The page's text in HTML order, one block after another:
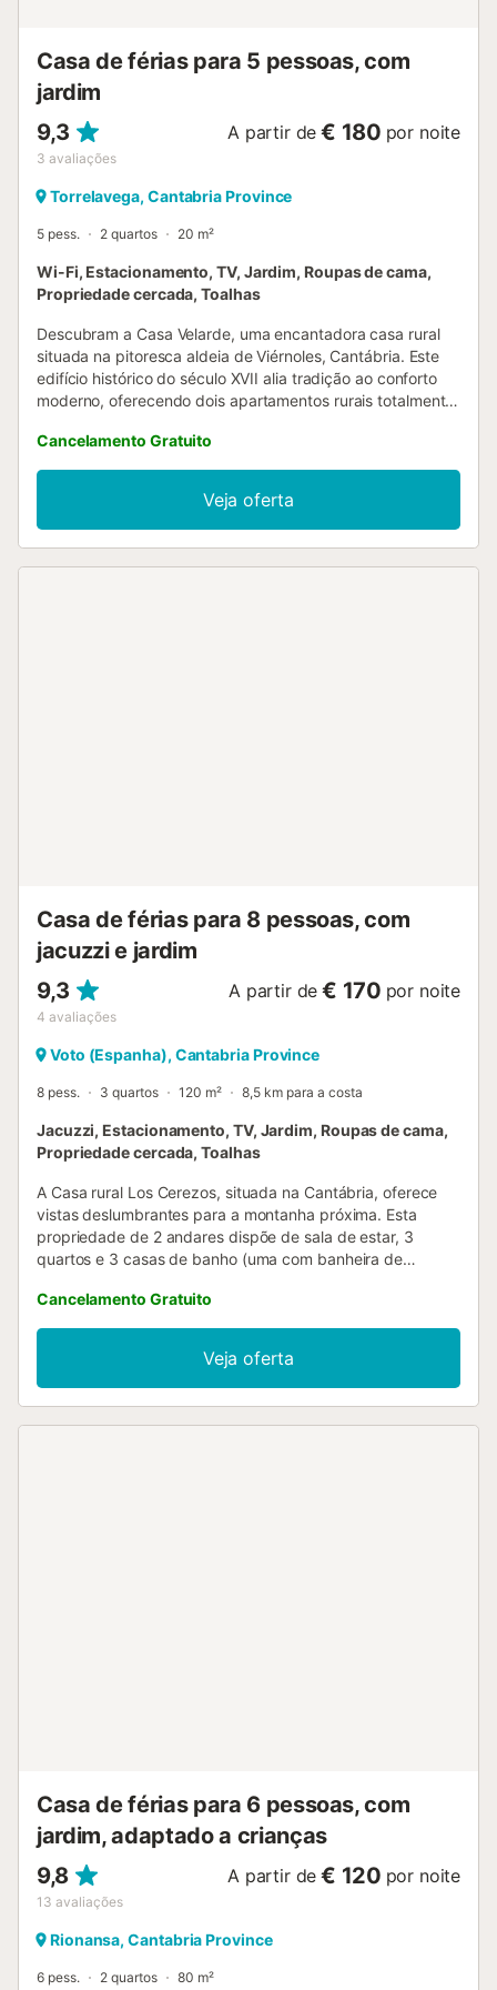
Casa de férias para 5 pessoas, com
jardim
9,3
3 avaliações
A partir de € 180 por noite
Torrelavega, Cantabria Province
5 pess. 2 quartos 20 m²
Wi-Fi, Estacionamento, TV, Jardim, Roupas de cama,
Propriedade cercada, Toalhas
Descubram a Casa Velarde, uma encantadora casa rural
situada na pitoresca aldeia de Viérnoles, Cantábria. Este
edifício histórico do século XVII alia tradição ao conforto
moderno, oferecendo dois apartamentos rurais totalmente
ambiente acolhedor, onde a pedra original se mistura com
a luz natural que entra pelas amplas janelas. Os
apartamentos dispõem de um quarto, sala de estar e
jantar com cozinha completa e casa de banho privativa.
Os tetos inclinados e as vigas de madeira originais
Cancelamento Gratuito
Veja oferta
Casa de férias para 8 pessoas, com
jacuzzi e jardim
9,3
4 avaliações
A partir de € 170 por noite
Voto (Espanha), Cantabria Province
8 pess. 3 quartos 120 m² 8,5 km para a costa
Jacuzzi, Estacionamento, TV, Jardim, Roupas de cama,
Propriedade cercada, Toalhas
A Casa rural Los Cerezos, situada na Cantábria, oferece
vistas deslumbrantes para a montanha próxima. Esta
propriedade de 2 andares dispõe de sala de estar, 3
quartos e 3 casas de banho (uma com banheira de
Inclui ainda espaço de trabalho, televisão e máquina de
lavar roupa. Berço disponível. Não há Wi-Fi nem ar
condicionado. No exterior, usufruem de jardim privado,
churrasqueira, alpendre e baloiços. A casa está localizada
entre Laredo e Santoña, permitindo fácil acesso às praias
Cancelamento Gratuito
Veja oferta
Casa de férias para 6 pessoas, com
jardim, adaptado a crianças
9,8
13 avaliações
A partir de € 120 por noite
Rionansa, Cantabria Province
6 pess. 2 quartos 80 m²